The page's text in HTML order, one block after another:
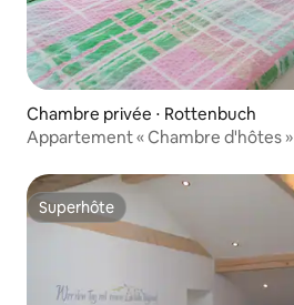
Chambre privée ⋅ Rottenbuch
Appartement « Chambre d'hôtes
Superhôte
Superhôte